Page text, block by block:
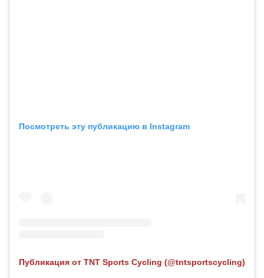
Посмотреть эту публикацию в Instagram
Публикация от TNT Sports Cycling (@tntsportscycling)